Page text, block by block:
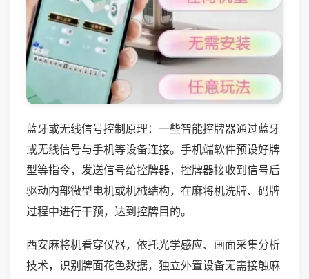
蓝牙或无线信号控制原理：一些智能控牌器通过蓝牙
或无线信号与手机等设备连接。手机端软件预设好牌
型等指令，发送信号给控牌器，控牌器接收到信号后
驱动内部微型电机或机械结构，在麻将机洗牌、码牌
过程中进行干预，达到控牌目的。
西安麻将机看穿仪器，依托光学感应、画面采集分析
技术，识别牌面花色数据，独立外置设备无需接触麻